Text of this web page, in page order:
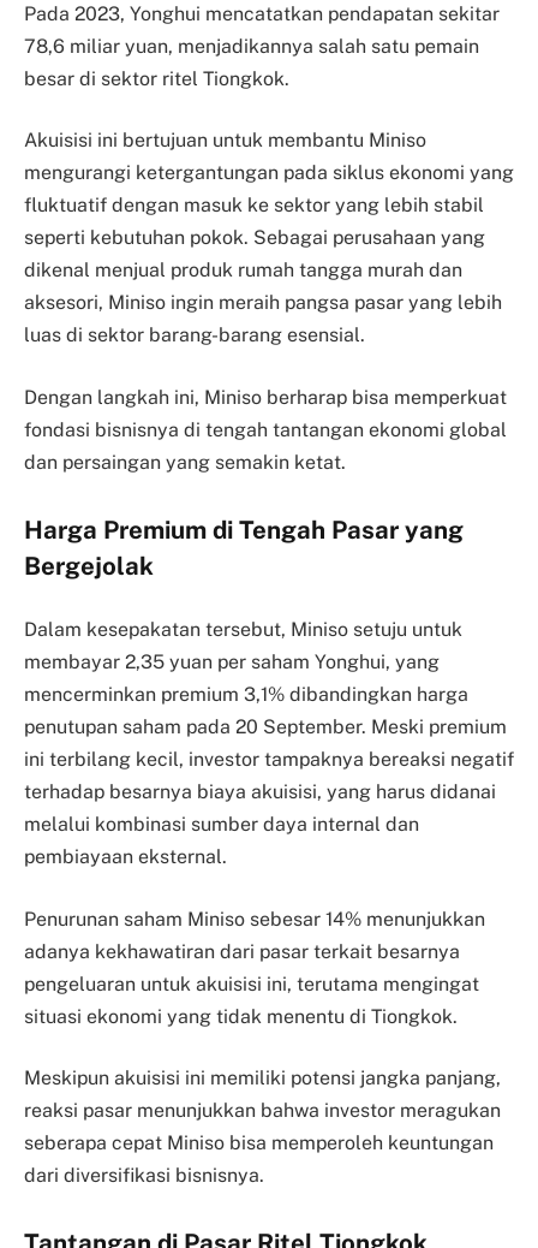
Pada 2023, Yonghui mencatatkan pendapatan sekitar
78,6 miliar yuan, menjadikannya salah satu pemain
besar di sektor ritel Tiongkok.
Akuisisi ini bertujuan untuk membantu Miniso
mengurangi ketergantungan pada siklus ekonomi yang
fluktuatif dengan masuk ke sektor yang lebih stabil
seperti kebutuhan pokok. Sebagai perusahaan yang
dikenal menjual produk rumah tangga murah dan
aksesori, Miniso ingin meraih pangsa pasar yang lebih
luas di sektor barang-barang esensial.
Dengan langkah ini, Miniso berharap bisa memperkuat
fondasi bisnisnya di tengah tantangan ekonomi global
dan persaingan yang semakin ketat.
Harga Premium di Tengah Pasar yang
Bergejolak
Dalam kesepakatan tersebut, Miniso setuju untuk
membayar 2,35 yuan per saham Yonghui, yang
mencerminkan premium 3,1% dibandingkan harga
penutupan saham pada 20 September. Meski premium
ini terbilang kecil, investor tampaknya bereaksi negatif
terhadap besarnya biaya akuisisi, yang harus didanai
melalui kombinasi sumber daya internal dan
pembiayaan eksternal.
Penurunan saham Miniso sebesar 14% menunjukkan
adanya kekhawatiran dari pasar terkait besarnya
pengeluaran untuk akuisisi ini, terutama mengingat
situasi ekonomi yang tidak menentu di Tiongkok.
Meskipun akuisisi ini memiliki potensi jangka panjang,
reaksi pasar menunjukkan bahwa investor meragukan
seberapa cepat Miniso bisa memperoleh keuntungan
dari diversifikasi bisnisnya.